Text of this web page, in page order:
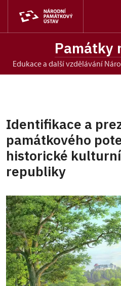
Památky
edukace a další vzdělávání
Identifikace a
památkového
historické
republiky